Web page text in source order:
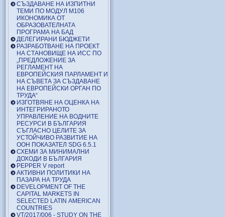
СЪЗДАВАНЕ НА ИЗПИТНИ
ТЕМИ ПО МОДУЛ М106
ИКОНОМИКА ОТ
ОБРАЗОВАТЕЛНАТА
ПРОГРАМА НА БАД
ДЕЛЕГИРАНИ БЮДЖЕТИ
РАЗРАБОТВАНЕ НА ПРОЕКТ
НА СТАНОВИЩЕ НА ИСС ПО
„ПРЕДЛОЖЕНИЕ ЗА
РЕГЛАМЕНТ НА
ЕВРОПЕЙСКИЯ ПАРЛАМЕНТ И
НА СЪВЕТА ЗА СЪЗДАВАНЕ
НА ЕВРОПЕЙСКИ ОРГАН ПО
ТРУДА“
ИЗГОТВЯНЕ НА ОЦЕНКА НА
ИНТЕГРИРАНОТО
УПРАВЛЕНИЕ НА ВОДНИТЕ
РЕСУРСИ В БЪЛГАРИЯ
СЪГЛАСНО ЦЕЛИТЕ ЗА
УСТОЙЧИВО РАЗВИТИЕ НА
ООН ПОКАЗАТЕЛ SDG 6.5.1
СХЕМИ ЗА МИНИМАЛНИ
ДОХОДИ В БЪЛГАРИЯ
PEPPER V report
АКТИВНИ ПОЛИТИКИ НА
ПАЗАРА НА ТРУДА
DEVELOPMENT OF THE
CAPITAL MARKETS IN
SELECTED LATIN AMERICAN
COUNTRIES
VT/2017/006 - STUDY ON THE